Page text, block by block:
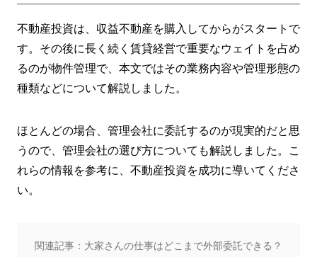
不動産投資は、収益不動産を購入してからがスタートで
す。その後に長く続く賃貸経営で重要なウェイトを占め
るのが物件管理で、本文ではその業務内容や管理形態の
種類などについて解説しました。
ほとんどの場合、管理会社に委託するのが現実的だと思
うので、管理会社の選び方についても解説しました。こ
れらの情報を参考に、不動産投資を成功に導いてくださ
い。
関連記事：大家さんの仕事はどこまで外部委託できる？